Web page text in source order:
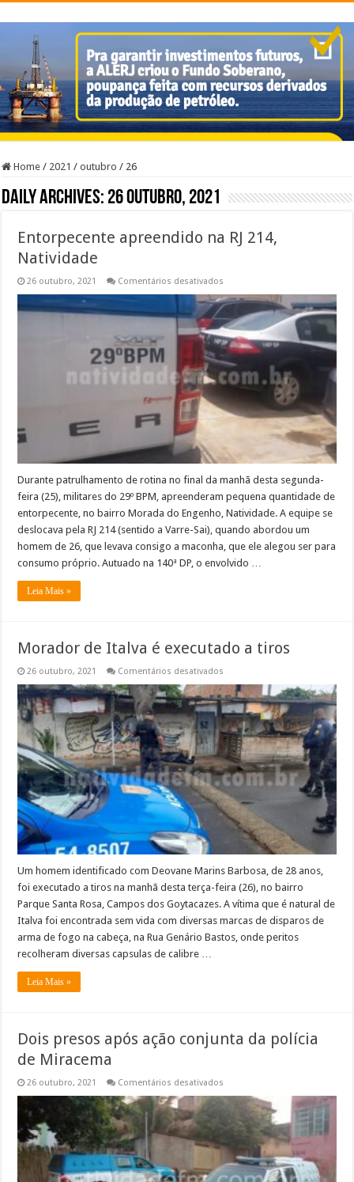
Home / 2021 / outubro / 26
Daily Archives: 26 outubro, 2021
Entorpecente apreendido na RJ 214,
Natividade
26 outubro, 2021 Comentários desativados
apreendido
RJ
214,
Natividade
Durante patrulhamento de rotina no final da manhã desta segunda-
feira (25), militares do 29º BPM, apreenderam pequena quantidade de
entorpecente, no bairro Morada do Engenho, Natividade. A equipe se
deslocava pela RJ 214 (sentido a Varre-Sai), quando abordou um
homem de 26, que levava consigo a maconha, que ele alegou ser para
consumo próprio. Autuado na 140ª DP, o envolvido …
Leia Mais »
Morador de Italva é executado a tiros
26 outubro, 2021 Comentários desativados
de
Italva
é
executado
a
tiros
Um homem identificado com Deovane Marins Barbosa, de 28 anos,
foi executado a tiros na manhã desta terça-feira (26), no bairro
Parque Santa Rosa, Campos dos Goytacazes. A vítima que é natural de
Italva foi encontrada sem vida com diversas marcas de disparos de
arma de fogo na cabeça, na Rua Genário Bastos, onde peritos
recolheram diversas capsulas de calibre …
Leia Mais »
Dois presos após ação conjunta da polícia
de Miracema
26 outubro, 2021 Comentários desativados
presos
ação
conjunta
da
polícia
de
Miracema